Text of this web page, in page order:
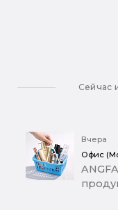
Сейчас
Вчера
Офис